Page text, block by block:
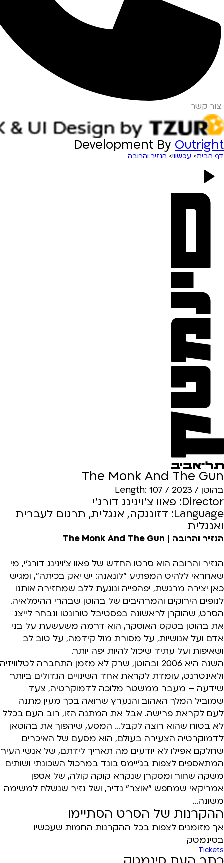
צור קשר
Development By Outright
דף הבית> עכשווי> הנזיר והרובה
The Monk And The Gun
בהוטן / 2023 / Length: 107
Director: פאוו צ׳וינינג דורג׳י
Language: דזונגקה, אנגלית, תרגום לעברית
ואנגלית
הנזיר והרובה | The Monk And The Gun
הנזיר והרובה הוא סרטו החדש של פאוו צ׳וינינג דורג׳י, מי
שאחראי ללהיט המפתיע "לונאנה: יש יאק בכיתה", ומגיש
כאן יצירה מרגשת, יפהפייה ונוגעת ללב שמחזירה אותנו
לנופים הירוקים והמרהיבים של בהוטן שבהרי ההימלאיה.
הסרט, שהוקרן לראשונה בפסטיבל טורונטו ונבחר לייצג
את בהוטן בטקס האוסקר, הוא דרמה משעשעת על בני
אדם ועל אנושיות, על מסורת מול קידמה, על טוב לב
ושאיפות ועל עתיד שיכול להיות יפה יותר.
השנה היא 2006 ובהוטן, שרק לא מזמן התחברה לטלוויזיה
ולאינטרנט, עומדת לקראת אחד השינויים הגדולים ביותר
שידעה – מעבר ממשטר מלוכה לדמוקרטיה, צעד
שמוביל המלך האהוב והנערץ שרואה בכך מעין מתנה
לעם לקראת פרישה. אבל את המתנה הזו, רוב העם בכלל
לא בטוח שהוא רוצה לקבל... המסע, שיהפוך את בהוטאן
לדמוקרטיה הצעירה בעולם, הוא מסעם של האיכרים
שחלקם אפילו לא יודעים מה תאריך לידתם, של אנשי העיר
המתאספים לצפות בג'יימס בונד במרכול השכונתי ושותים
משקה שחור ומסקרן שנקרא קוקה קולה, של אספן
אמריקאי שמחפש "אוצר" נדיר, ושל נזיר שנשלח למשימה
משונה...
ההקרנות של הסרט הסתיימו
אך מזומנים לצפות בכל ההקרנות החמות שעכשיו
בסינמטק
Tickets